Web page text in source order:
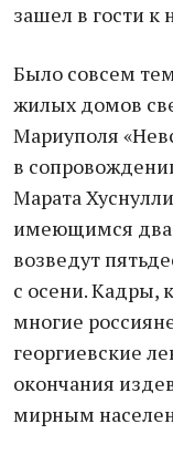
зашел в гости к
Было совсем
жилых домов
Мариуполя
в
Марата
имеющимся
возведут
с осени. Кадры,
многие
георгиевские
окончания
мирным